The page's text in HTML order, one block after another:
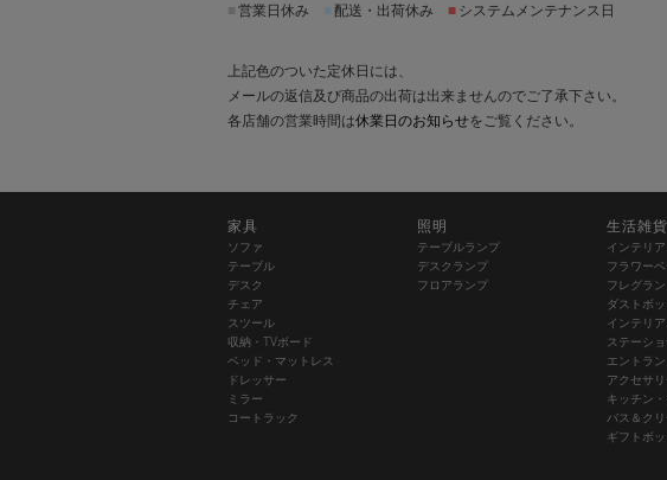
営業日休み 配送・出荷休み ■ システムメンテナンス日
上記色のついた定休日には、
メールの返信及び商品の出荷は出来ませんのでご了承下さい。
各店舗の営業時間は休業日のお知らせをご覧ください。
家具
ソファ
テーブル
デスク
チェア
スツール
収納・TVボード
ベッド・マットレス
ドレッサー
ミラー
コートラック
照明
テーブルランプ
デスクランプ
フロアランプ
生活雑貨
インテリ
フラワー
フレグラ
ダストボ
インテリ
ステーシ
エントラ
アクセサ
キッチン
バス＆ク
ギフトボ